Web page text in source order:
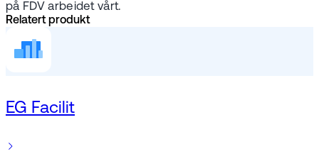
på FDV arbeidet vårt.
Relatert produkt
EG Facilit